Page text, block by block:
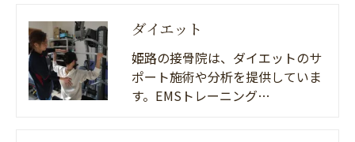
ダイエット
姫路の接骨院は、ダイエットのサ
ポート施術や分析を提供していま
す。EMSトレーニング…